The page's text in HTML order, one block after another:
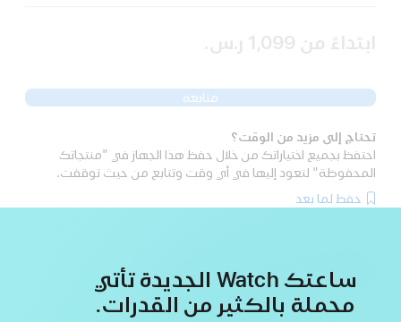
ابتداءً من 1,099 ر.س.‏
متابعة
تحتاج إلى مزيد من الوقت؟
احتفظ بجميع اختياراتك من خلال حفظ هذا الجهاز في "منتجاتك
المحفوظة" لتعود إليها في أي وقت وتتابع من حيث توقفت.
حفظ لما بعد
ساعتك Watch الجديدة تأتي
محملة بالكثير من القدرات.